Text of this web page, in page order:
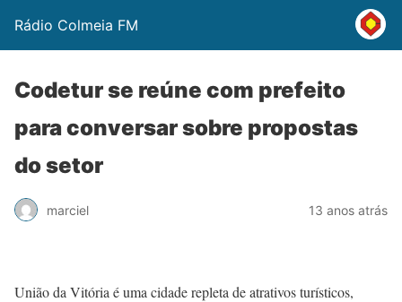
Rádio Colmeia FM
Codetur se reúne com prefeito
para conversar sobre propostas
do setor
marciel 13 anos atrás
União da Vitória é uma cidade repleta de atrativos turísticos,